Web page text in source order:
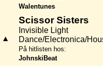
Walentunes
▲
Scissor Sisters
Invisible Light
Dance/Electronica/
På hitlisten hos:
JohnskiBeat